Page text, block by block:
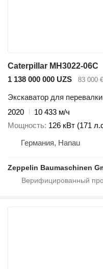
Caterpillar MH3022-06C
1 138 000 000 UZS
83 000 €
Экскаватор для перевалки
2020
10 433 м/ч
Мощность 126 кВт (171
Германия, Hanau
Zeppelin Baumaschinen